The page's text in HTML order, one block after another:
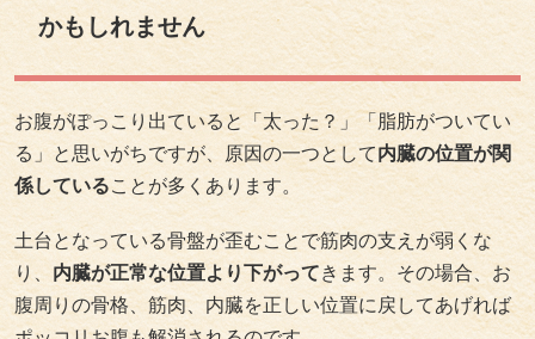
かもしれません
お腹がぽっこり出ていると「太った？」「脂肪がついてい
る」と思いがちですが、原因の一つとして内臓の位置が関
係していることが多くあります。
土台となっている骨盤が歪むことで筋肉の支えが弱くな
り、 内臓が正常な位置より下がってきます。その場合、お
腹周りの骨格、筋肉、内臓を正しい位置に戻してあげれば